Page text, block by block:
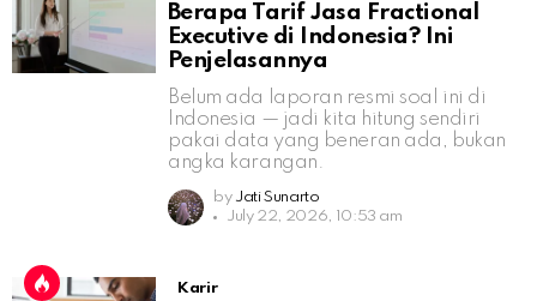
Berapa Tarif Jasa Fractional
Executive di Indonesia? Ini
Penjelasannya
Belum ada laporan resmi soal ini di
Indonesia — jadi kita hitung sendiri
pakai data yang beneran ada, bukan
angka karangan.
by Jati Sunarto
July 22, 2026, 10:53 am
Karir